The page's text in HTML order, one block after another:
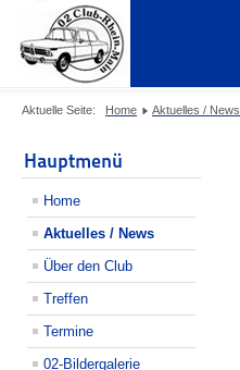
Aktuelle Seite: Home Aktuelles / News
Hauptmenü
Home
Aktuelles / News
Über den Club
Treffen
Termine
02-Bildergalerie